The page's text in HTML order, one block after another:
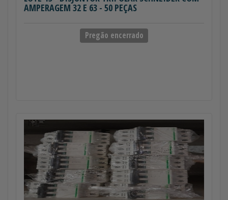
AMPERAGEM 32 E 63 - 50 PEÇAS
Pregão encerrado